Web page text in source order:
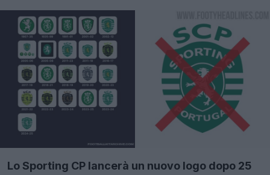
Lo Sporting CP lancerà un nuovo logo dopo 25